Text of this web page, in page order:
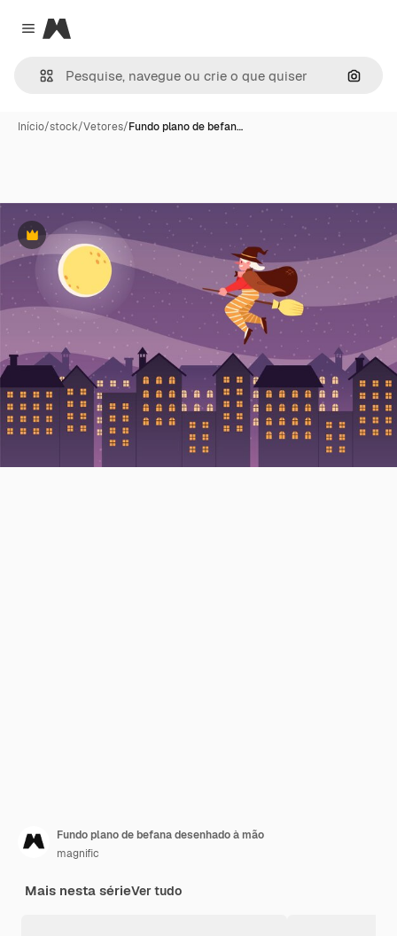
Close menu
Magnific
Início/stock/Vetores/Fundo plano de befan…
Premium
Fundo plano de befana desenhado à mão
magnific
Mais nesta sérieVer tudo